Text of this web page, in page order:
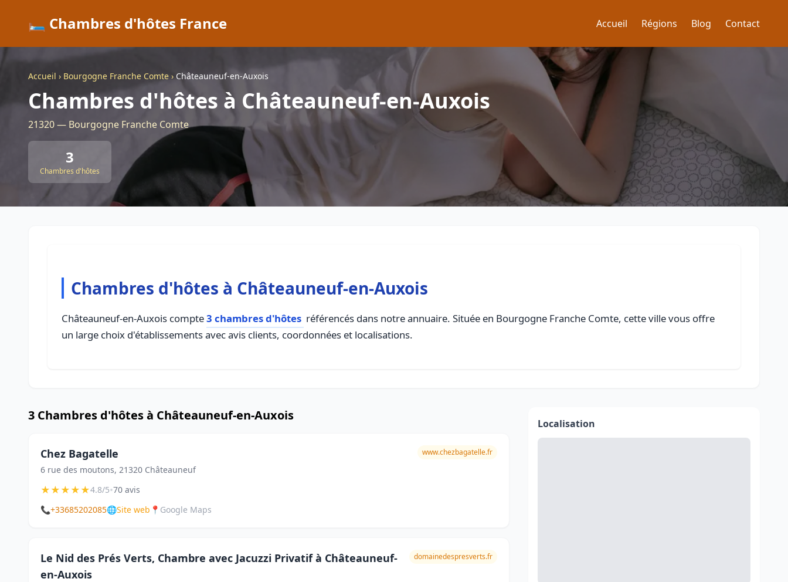
🛏️ Chambres d'hôtes France Accueil Régions Blog Contact
Accueil › Bourgogne Franche Comte › Châteauneuf-en-Auxois
Chambres d'hôtes à Châteauneuf-en-Auxois
21320 — Bourgogne Franche Comte
3
Chambres d'hôtes
Chambres d'hôtes à Châteauneuf-en-Auxois
Châteauneuf-en-Auxois compte3 chambres d'hôtes référencés dans notre annuaire. Située en Bourgogne Franche Comte, cette ville vous offre
un large choix d'établissements avec avis clients, coordonnées et localisations.
3 Chambres d'hôtes à Châteauneuf-en-Auxois
Chez Bagatelle
6 rue des moutons, 21320 Châteauneuf
www.chezbagatelle.fr
★★★★★4.8/5•70 avis
📞+33685202085🌐Site web 📍 Google Maps
Le Nid des Prés Verts, Chambre avec Jacuzzi Privatif à Châteauneuf-
en-Auxois
domainedespresverts.fr
Localisation